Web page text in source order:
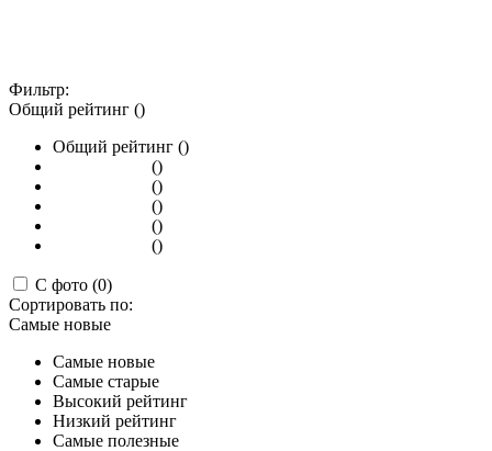
Фильтр:
Общий рейтинг ()
Общий рейтинг ()
()
()
()
()
()
С фото (0)
Сортировать по:
Самые новые
Самые новые
Самые старые
Высокий рейтинг
Низкий рейтинг
Самые полезные